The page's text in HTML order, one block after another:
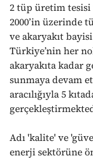
2 tüp üretim tesisi
2000’in üzerinde
ve akaryakıt bayisi
Türkiye’nin her
akaryakıta kadar
sunmaya devam
aracılığıyla 5
Adı 'kalite' ve
enerji sektörüne